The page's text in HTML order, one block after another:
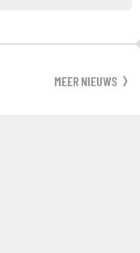
MEER NIEUWS